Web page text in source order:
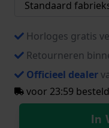
Horloges gratis
Retourneren
Officieel dealer
voor 23:59
In